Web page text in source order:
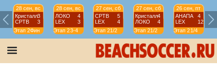
28 сен, вс
Кристалл3
СРТВ
3
Этап 2Фин
28 сен, вс
ЛОКО
4
LEX
3
Этап 23-4
27 сен, сб
СРТВ
5
LEX
4
Этап 21/2
27 сен, сб
Кристалл4
ЛОКО
4
Этап 21/2
26 сен, пт
АНАПА
4
LEX
12
Этап 21/4